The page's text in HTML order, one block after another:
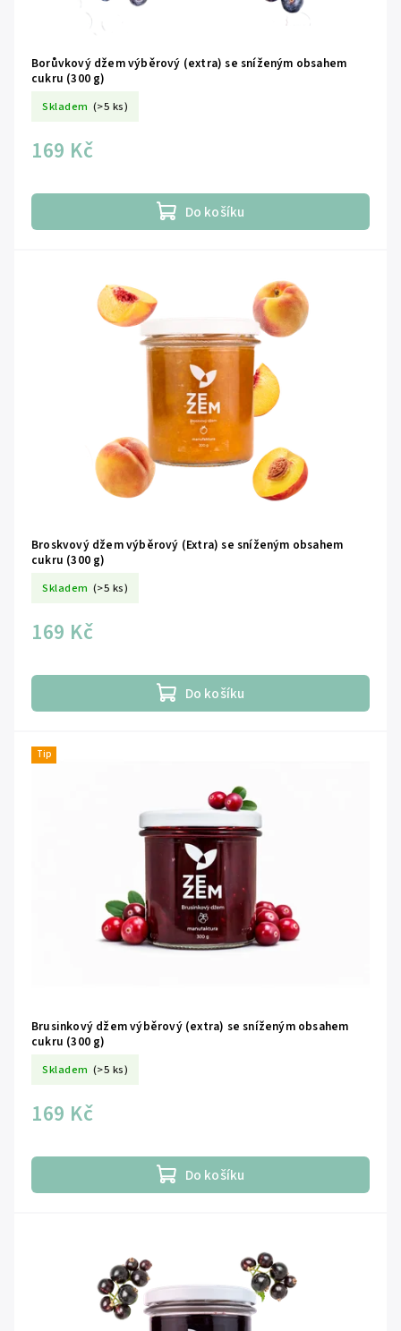
Borůvkový džem výběrový (extra) se sníženým obsahem
cukru (300 g)
Skladem (>5 ks)
169 Kč
Do košíku
Broskvový džem výběrový (Extra) se sníženým obsahem
cukru (300 g)
Skladem (>5 ks)
169 Kč
Do košíku
Tip
Brusinkový džem výběrový (extra) se sníženým obsahem
cukru (300 g)
Skladem (>5 ks)
169 Kč
Do košíku